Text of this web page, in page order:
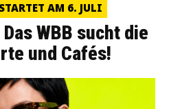
AM 6. JULI
WBB sucht die
und Cafés!